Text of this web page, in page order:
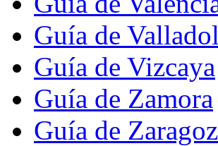
Guía de
Guía de Vizcaya
Guía de Zamora
Guía de